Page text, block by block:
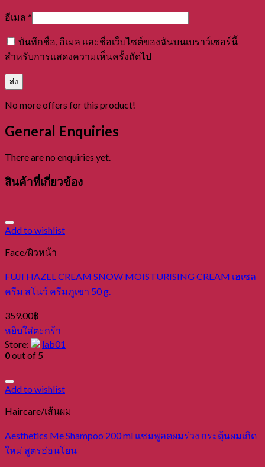
อีเมล *
บันทึกชื่อ, อีเมล และชื่อเว็บไซต์ของฉันบนเบราว์เซอร์นี้
สำหรับการแสดงความเห็นครั้งถัดไป
No more offers for this product!
General Enquiries
There are no enquiries yet.
สินค้าที่เกี่ยวข้อง
Add to wishlist
Face/ผิวหน้า
FUJI HAZEL CREAM SNOW MOISTURISING CREAM เฮเซล
ครีม สโนว์ ครีมภูเขา 50 g.
359.00฿
หยิบใส่ตะกร้า
Store:
lab01
0out of 5
Add to wishlist
Haircare/เส้นผม
Aesthetics Me Shampoo 200 ml แชมพูลดผมร่วง กระตุ้นผมเกิด
ใหม่ สูตรอ่อนโยน